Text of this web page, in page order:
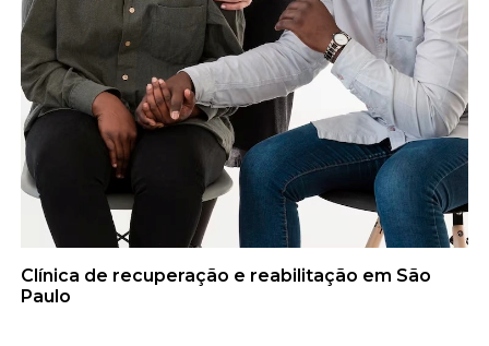
Clínica de recuperação e reabilitação em São
Paulo